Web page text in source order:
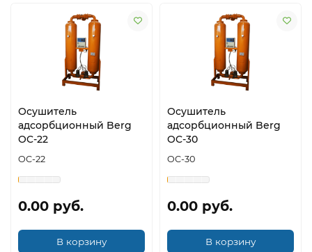
Осушитель
адсорбционный Berg
OC-22
OC-22
0.00 руб.
В корзину
Осушитель
адсорбционный Berg
OC-30
OC-30
0.00 руб.
В корзину